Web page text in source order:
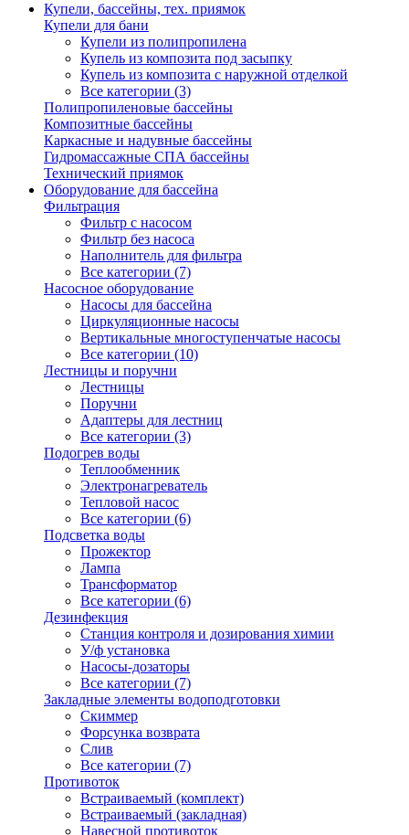
Купели, бассейны, тех. приямок
Купели для бани
Купели из полипропилена
Купель из композита под засыпку
Купель из композита с наружной отделкой
Все категории (3)
Полипропиленовые бассейны
Композитные бассейны
Каркасные и надувные бассейны
Гидромассажные СПА бассейны
Технический приямок
Оборудование для бассейна
Фильтрация
Фильтр с насосом
Фильтр без насоса
Наполнитель для фильтра
Все категории (7)
Насосное оборудование
Насосы для бассейна
Циркуляционные насосы
Вертикальные многоступенчатые насосы
Все категории (10)
Лестницы и поручни
Лестницы
Поручни
Адаптеры для лестниц
Все категории (3)
Подогрев воды
Теплообменник
Электронагреватель
Тепловой насос
Все категории (6)
Подсветка воды
Прожектор
Лампа
Трансформатор
Все категории (6)
Дезинфекция
Станция контроля и дозирования химии
У/ф установка
Насосы-дозаторы
Все категории (7)
Закладные элементы водоподготовки
Скиммер
Форсунка возврата
Слив
Все категории (7)
Противоток
Встраиваемый (комплект)
Встраиваемый (закладная)
Навесной противоток